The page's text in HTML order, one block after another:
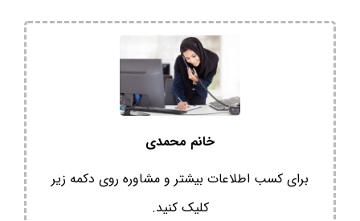
خانم محمدی
برای کسب اطلاعات بیشتر و مشاوره روی دکمه زیر
کلیک کنید.